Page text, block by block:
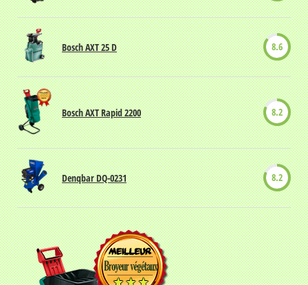
Bosch AXT 25 D 8.6
Bosch AXT Rapid 2200 8.2
Denqbar DQ-0231 8.2